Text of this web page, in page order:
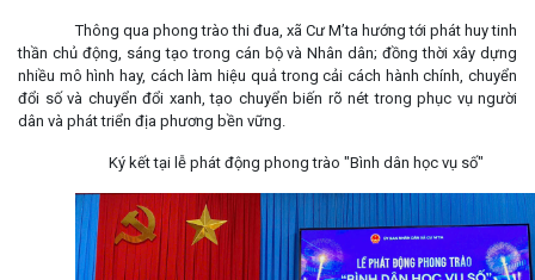
Thông qua phong trào thi đua, xã Cư M’ta hướng tới phát huy tinh
thần chủ động, sáng tạo trong cán bộ và Nhân dân; đồng thời xây dựng
nhiều mô hình hay, cách làm hiệu quả trong cải cách hành chính, chuyển
đổi số và chuyển đổi xanh, tạo chuyển biến rõ nét trong phục vụ người
dân và phát triển địa phương bền vững.
Ký kết tại lễ phát động phong trào "Bình dân học vụ số"